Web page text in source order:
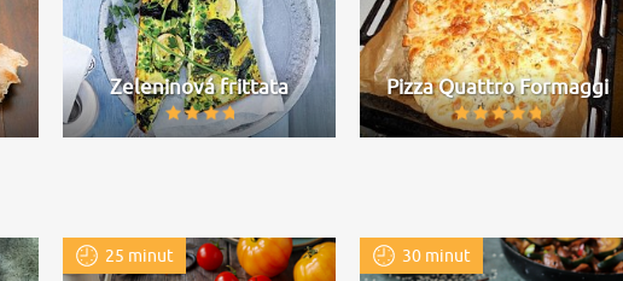
Zeleninová frittata Pizza Quattro Formaggi
25 minut 30 minut